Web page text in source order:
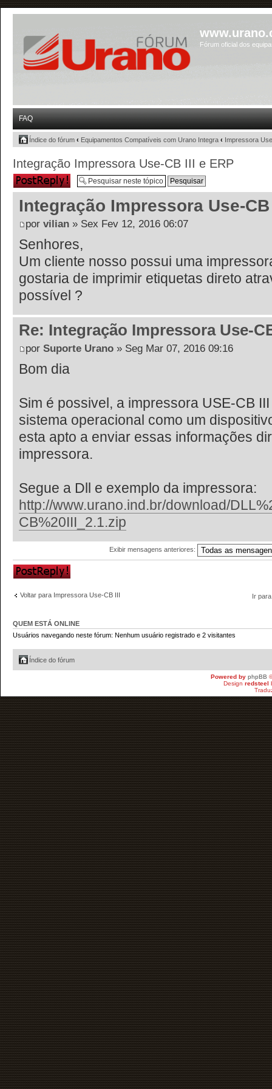
Fórum oficial dos
FAQ
Índice do fórum ‹ Equipamentos Compatíveis com Urano Integra ‹ Impressora
Integração Impressora Use-CB III e ERP
Responder
Integração Impressora Use-
por vilian » Sex Fev 12, 2016 06:07
Senhores,
Um cliente nosso possui uma
gostaria de imprimir etiquetas direto
possível ?
Re: Integração Impressora Use-
por Suporte Urano » Seg Mar 07, 2016 09:16
Bom dia
Sim é possivel, a impressora USE-CB
sistema operacional como um
esta apto a enviar essas informações
impressora.
Segue a Dll e exemplo da impressora:
http://www.urano.ind.br/download/
CB%20III_2.1.zip
Exibir mensagens anteriores:
Responder
Voltar para Impressora Use-CB III Ir
QUEM ESTÁ ONLINE
Usuários navegando neste fórum: Nenhum usuário registrado e 2 visitantes
Índice do fórum
Powered by phpBB
Design redsteel